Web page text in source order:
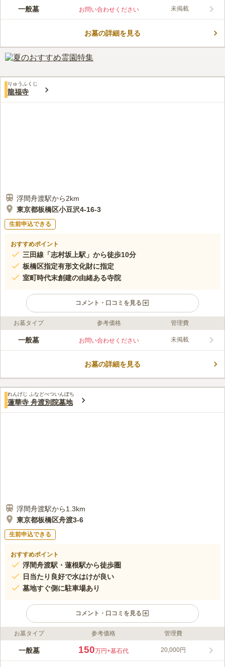
1000年以上の歴史がある曹洞宗系の宗泉寺では、近くに商業施
三尊像や大善寺址石坂供養塔寺院が重要文化財としても指定され
となっています。
口コミ評価
一般墓 お問い合わせください 未掲載
お墓の詳細を見る
りゅうふくじ
龍福寺
浮間舟渡駅から2km
東京都板橋区小豆沢4-16-3
生前申込できる
おすすめポイント
三田線「志村坂上駅」から徒歩10分
板橋区指定有形文化財に指定
室町時代末創建の由緒ある寺院
コメント・口コミを見る
ライフドット編集部のコメント
龍福寺は、室町時代末に袋町の真頂院の住職運珍和尚によって創
にあります。 板碑は、中世に造立された板状の供養塔の一種
します。
口コミ評価
この霊園はまだ誰からも評価されていません。
お墓タイプ 参考価格 管理費
一般墓 お問い合わせください 未掲載
お墓の詳細を見る
れんげじ ふなどべついんぼち
蓮華寺 舟渡別院墓地
浮間舟渡駅から1.3km
東京都板橋区舟渡3-6
生前申込できる
おすすめポイント
浮間舟渡駅・蓮根駅から徒歩圏
日当たり良好で水はけが良い
墓地すぐ側に駐車場あり
コメント・口コミを見る
ライフドット編集部のコメント
蓮華寺 舟渡別院墓地は、江戸時代中期以前から続く古刹・蓮華
お墓タイプ 参考価格 管理費
一般墓 150万円+墓石代 20,000円